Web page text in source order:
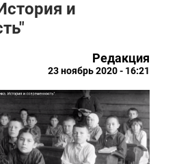
и
Редакция
23 ноябрь 2020 - 16:21